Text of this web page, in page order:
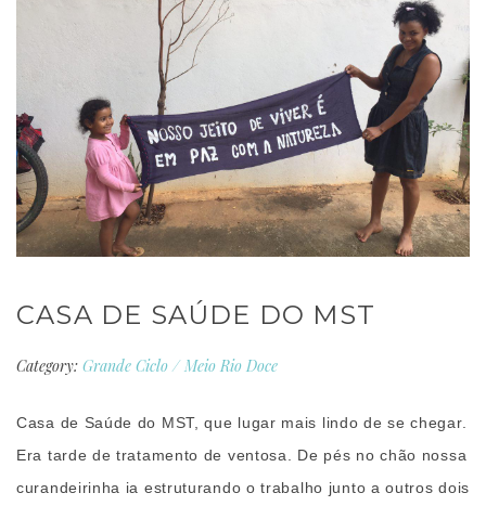
CASA DE SAÚDE DO MST
Category: Grande Ciclo / Meio Rio Doce
Casa de Saúde do MST, que lugar mais lindo de se chegar.
Era tarde de tratamento de ventosa. De pés no chão nossa
curandeirinha ia estruturando o trabalho junto a outros dois